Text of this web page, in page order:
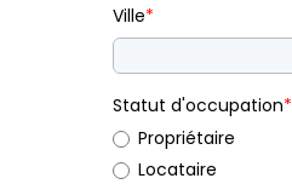
Ville*
Statut d'occupation*
Propriétaire
Locataire